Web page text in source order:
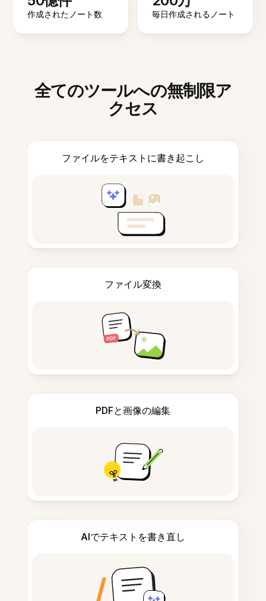
作成されたノート数 毎日作成されるノート
全てのツールへの無制限ア
クセス
ファイルをテキストに書き起こし
ファイル変換
PDFと画像の編集
AIでテキストを書き直し